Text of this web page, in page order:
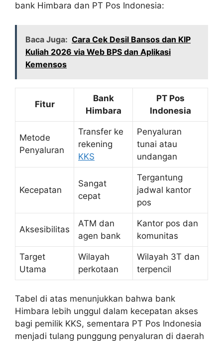
bank Himbara dan PT Pos Indonesia:
Baca Juga: Cara Cek Desil Bansos dan KIP
Kuliah 2026 via Web BPS dan Aplikasi
Kemensos
Fitur
Bank
Himbara
PT Pos
Indonesia
Metode
Penyaluran
Transfer ke
rekening
KKS
Penyaluran
tunai atau
undangan
Kecepatan
Sangat
cepat
Tergantung
jadwal kantor
pos
Aksesibilitas
ATM dan
agen bank
Kantor pos dan
komunitas
Target
Utama
Wilayah
perkotaan
Wilayah 3T dan
terpencil
Tabel di atas menunjukkan bahwa bank
Himbara lebih unggul dalam kecepatan akses
bagi pemilik KKS, sementara PT Pos Indonesia
menjadi tulang punggung penyaluran di daerah